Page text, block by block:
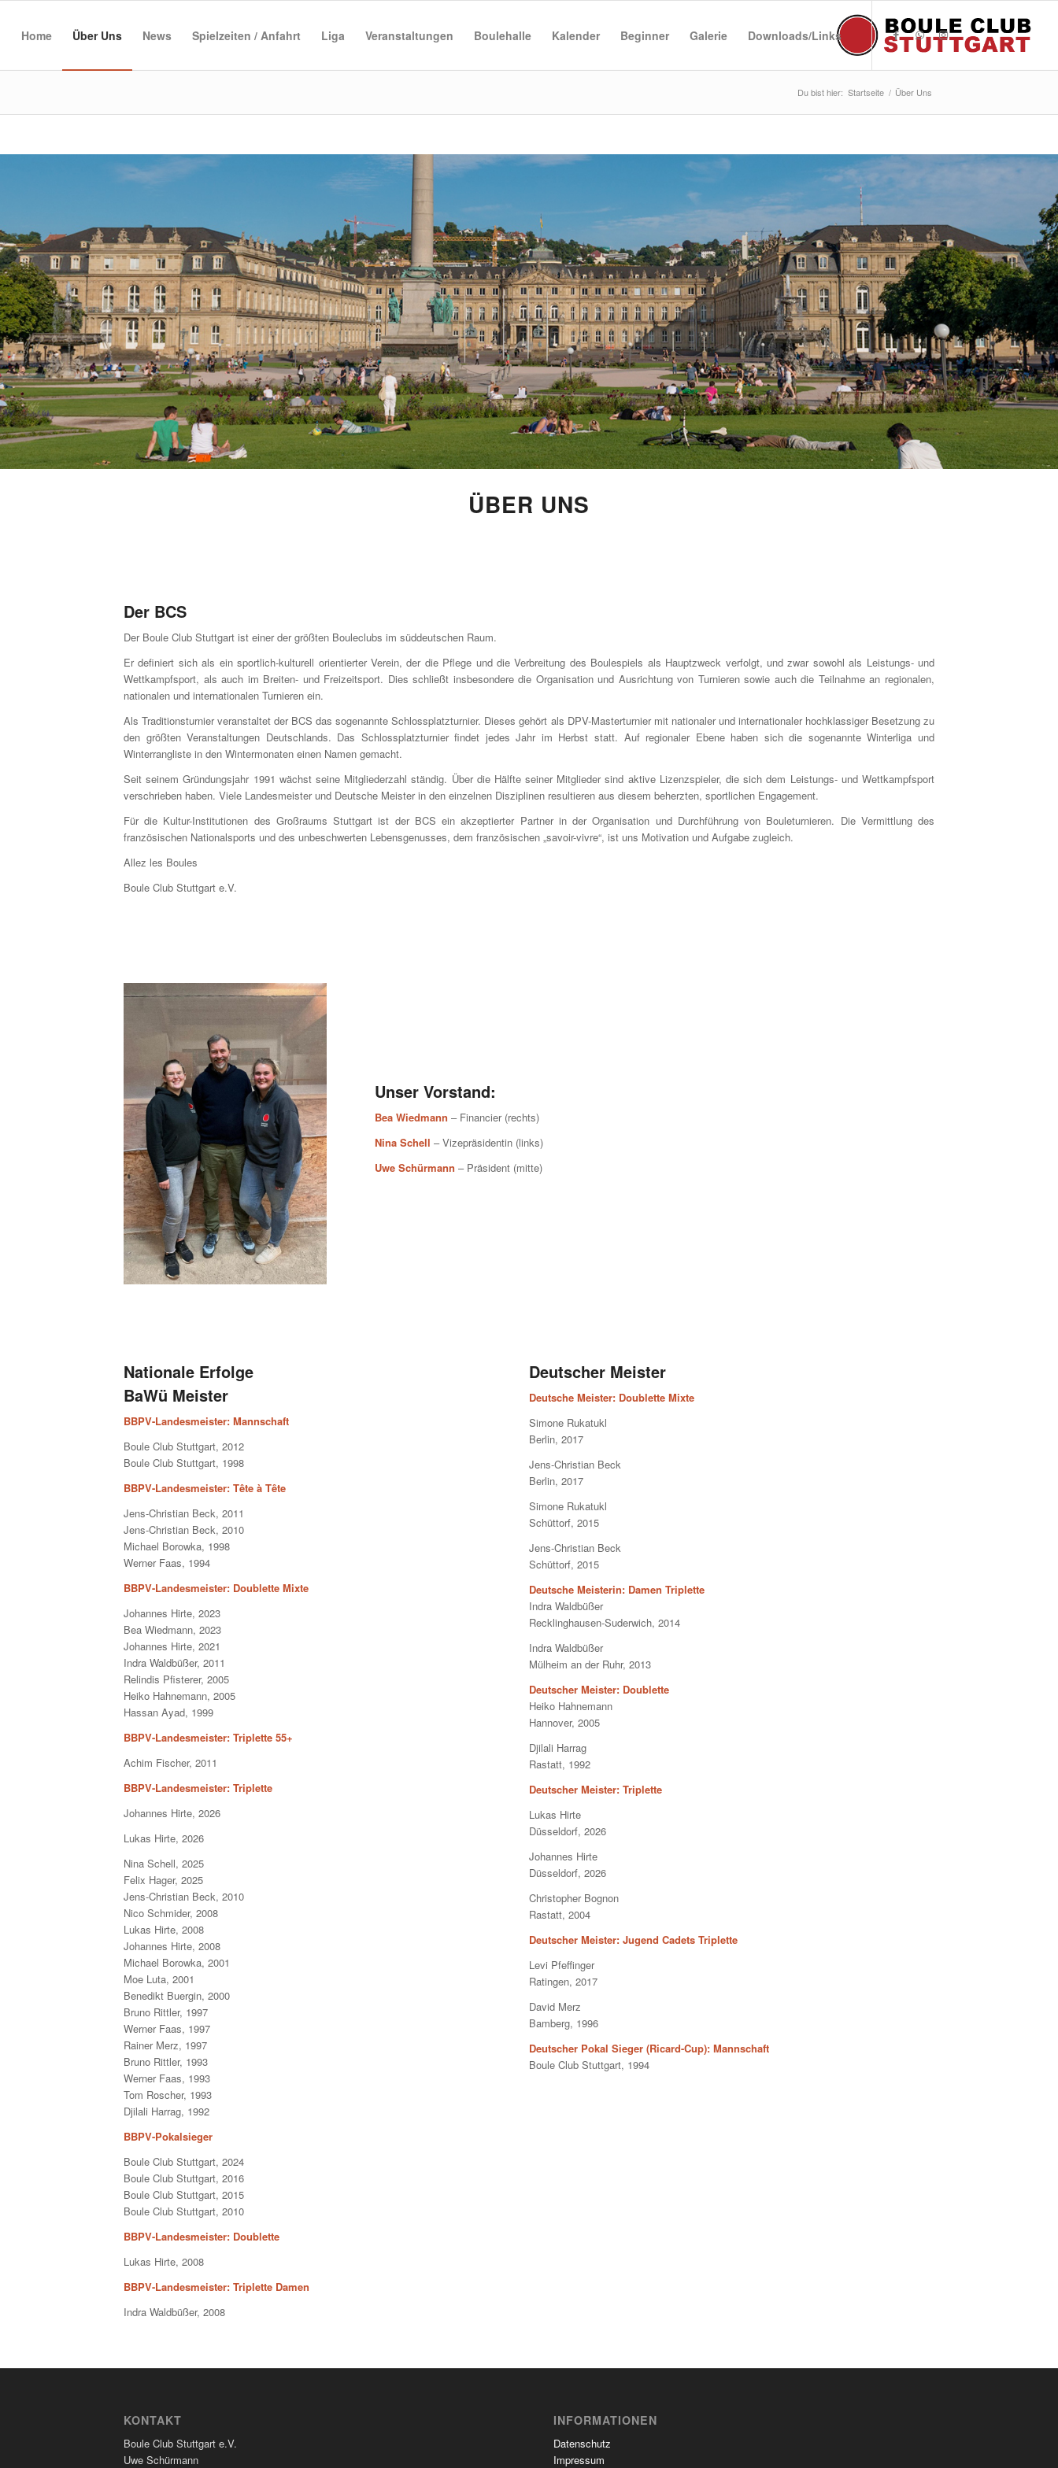
Home Über Uns News Spielzeiten / Anfahrt Liga Veranstaltungen Boulehalle Kalender Beginner Galerie Downloads/Links
Du bist hier: Startseite / Über Uns
ÜBER UNS
Der BCS
Der Boule Club Stuttgart ist einer der größten Bouleclubs im süddeutschen Raum.
Er definiert sich als ein sportlich-kulturell orientierter Verein, der die Pflege und die Verbreitung des Boulespiels als Hauptzweck verfolgt, und zwar sowohl als Leistungs- und
Wettkampfsport, als auch im Breiten- und Freizeitsport. Dies schließt insbesondere die Organisation und Ausrichtung von Turnieren sowie auch die Teilnahme an regionalen,
nationalen und internationalen Turnieren ein.
Als Traditionsturnier veranstaltet der BCS das sogenannte Schlossplatzturnier. Dieses gehört als DPV-Masterturnier mit nationaler und internationaler hochklassiger Besetzung zu
den größten Veranstaltungen Deutschlands. Das Schlossplatzturnier findet jedes Jahr im Herbst statt. Auf regionaler Ebene haben sich die sogenannte Winterliga und
Winterrangliste in den Wintermonaten einen Namen gemacht.
Seit seinem Gründungsjahr 1991 wächst seine Mitgliederzahl ständig. Über die Hälfte seiner Mitglieder sind aktive Lizenzspieler, die sich dem Leistungs- und Wettkampfsport
verschrieben haben. Viele Landesmeister und Deutsche Meister in den einzelnen Disziplinen resultieren aus diesem beherzten, sportlichen Engagement.
Für die Kultur-Institutionen des Großraums Stuttgart ist der BCS ein akzeptierter Partner in der Organisation und Durchführung von Bouleturnieren. Die Vermittlung des
französischen Nationalsports und des unbeschwerten Lebensgenusses, dem französischen „savoir-vivre“, ist uns Motivation und Aufgabe zugleich.
Allez les Boules
Boule Club Stuttgart e.V.
Unser Vorstand:
Bea Wiedmann – Financier (rechts)
Nina Schell – Vizepräsidentin (links)
Uwe Schürmann – Präsident (mitte)
Nationale Erfolge
BaWü Meister
BBPV-Landesmeister: Mannschaft
Boule Club Stuttgart, 2012
Boule Club Stuttgart, 1998
BBPV-Landesmeister: Tête à Tête
Jens-Christian Beck, 2011
Jens-Christian Beck, 2010
Michael Borowka, 1998
Werner Faas, 1994
BBPV-Landesmeister: Doublette Mixte
Johannes Hirte, 2023
Bea Wiedmann, 2023
Johannes Hirte, 2021
Indra Waldbüßer, 2011
Relindis Pfisterer, 2005
Heiko Hahnemann, 2005
Hassan Ayad, 1999
BBPV-Landesmeister: Triplette 55+
Achim Fischer, 2011
BBPV-Landesmeister: Triplette
Johannes Hirte, 2026
Lukas Hirte, 2026
Nina Schell, 2025
Felix Hager, 2025
Jens-Christian Beck, 2010
Nico Schmider, 2008
Lukas Hirte, 2008
Johannes Hirte, 2008
Michael Borowka, 2001
Moe Luta, 2001
Benedikt Buergin, 2000
Bruno Rittler, 1997
Werner Faas, 1997
Rainer Merz, 1997
Bruno Rittler, 1993
Werner Faas, 1993
Tom Roscher, 1993
Djilali Harrag, 1992
BBPV-Pokalsieger
Boule Club Stuttgart, 2024
Boule Club Stuttgart, 2016
Boule Club Stuttgart, 2015
Boule Club Stuttgart, 2010
BBPV-Landesmeister: Doublette
Lukas Hirte, 2008
BBPV-Landesmeister: Triplette Damen
Indra Waldbüßer, 2008
Deutscher Meister
Deutsche Meister: Doublette Mixte
Simone Rukatukl
Berlin, 2017
Jens-Christian Beck
Berlin, 2017
Simone Rukatukl
Schüttorf, 2015
Jens-Christian Beck
Schüttorf, 2015
Deutsche Meisterin: Damen Triplette
Indra Waldbüßer
Recklinghausen-Suderwich, 2014
Indra Waldbüßer
Mülheim an der Ruhr, 2013
Deutscher Meister: Doublette
Heiko Hahnemann
Hannover, 2005
Djilali Harrag
Rastatt, 1992
Deutscher Meister: Triplette
Lukas Hirte
Düsseldorf, 2026
Johannes Hirte
Düsseldorf, 2026
Christopher Bognon
Rastatt, 2004
Deutscher Meister: Jugend Cadets Triplette
Levi Pfeffinger
Ratingen, 2017
David Merz
Bamberg, 1996
Deutscher Pokal Sieger (Ricard-Cup): Mannschaft
Boule Club Stuttgart, 1994
KONTAKT
Boule Club Stuttgart e.V.
Uwe Schürmann
INFORMATIONEN
Datenschutz
Impressum